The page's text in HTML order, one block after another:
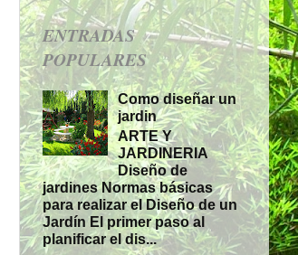
ENTRADAS
POPULARES
Como diseñar un
jardin
ARTE Y
JARDINERIA
Diseño de
jardines Normas básicas
para realizar el Diseño de un
Jardín El primer paso al
planificar el dis...